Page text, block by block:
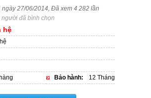
27/06/2014, Đã xem 4 282 lần
người đã bình chọn
hệ
Bảo hành: 12 Tháng